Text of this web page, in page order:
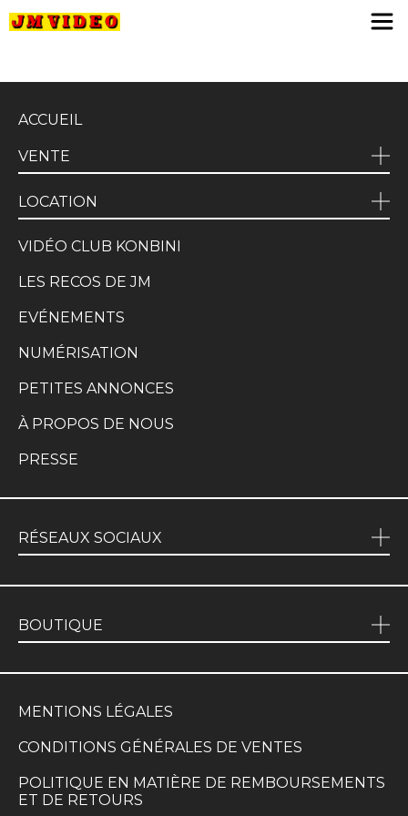
ACCUEIL
VENTE
LOCATION
VIDÉO CLUB KONBINI
LES RECOS DE JM
EVÉNEMENTS
NUMÉRISATION
PETITES ANNONCES
À PROPOS DE NOUS
PRESSE
RÉSEAUX SOCIAUX
BOUTIQUE
MENTIONS LÉGALES
CONDITIONS GÉNÉRALES DE VENTES
POLITIQUE EN MATIÈRE DE REMBOURSEMENTS
ET DE RETOURS